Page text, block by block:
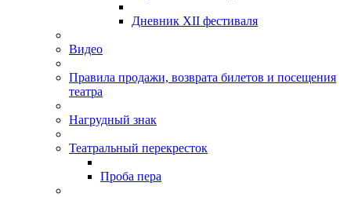
Дневник XII фестиваля
Видео
Правила продажи, возврата билетов и посещения
театра
Нагрудный знак
Театральный перекресток
Проба пера